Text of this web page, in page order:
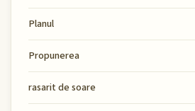
Planul
Propunerea
rasarit de soare